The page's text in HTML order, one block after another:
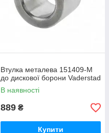
Втулка металева 151409-M
до дискової борони Vaderstad
В наявності
889 ₴
Купити